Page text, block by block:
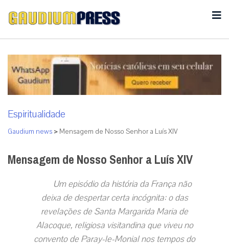
Espiritualidade
Gaudium news > Mensagem de Nosso Senhor a Luís XIV
Mensagem de Nosso Senhor a Luís XIV
Um episódio da história da França não
deixa de despertar certa incógnita: o das
revelações de Santa Margarida Maria de
Alacoque, religiosa visitandina que viveu no
convento de Paray-le-Monial nos tempos do